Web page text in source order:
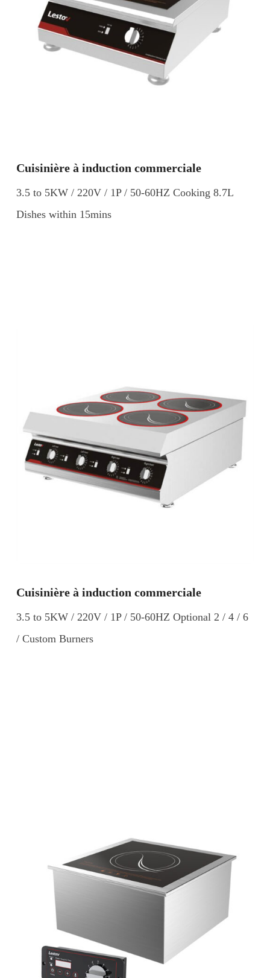
Cuisinière à induction commerciale
3.5 to 5KW / 220V / 1P / 50-60HZ Cooking 8.7L
Dishes within 15mins
Cuisinière à induction commerciale
3.5 to 5KW / 220V / 1P / 50-60HZ Optional 2 / 4 / 6
/ Custom Burners